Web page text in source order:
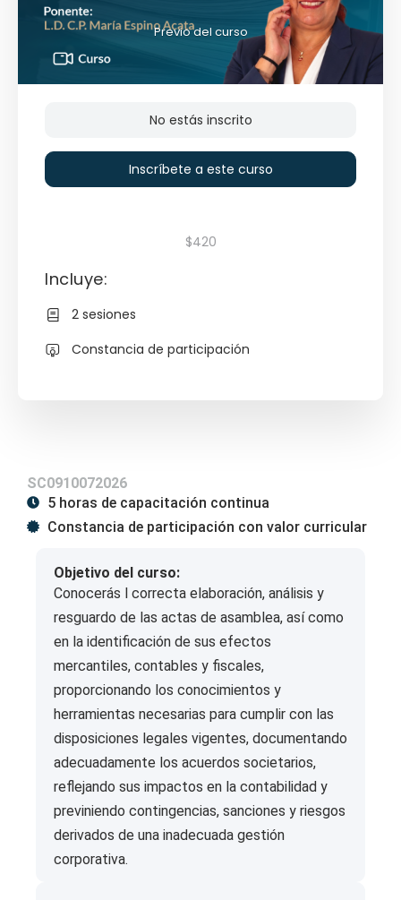
SC0910072026
5 horas de capacitación continua
Constancia de participación con valor curricular
Objetivo del curso:
Conocerás l correcta elaboración, análisis y
resguardo de las actas de asamblea, así como
en la identificación de sus efectos
mercantiles, contables y fiscales,
proporcionando los conocimientos y
herramientas necesarias para cumplir con las
disposiciones legales vigentes, documentando
adecuadamente los acuerdos societarios,
reflejando sus impactos en la contabilidad y
previniendo contingencias, sanciones y riesgos
derivados de una inadecuada gestión
corporativa.
Previo del curso
No estás inscrito
Inscríbete a este curso
$420
Incluye:
2 sesiones
Constancia de participación